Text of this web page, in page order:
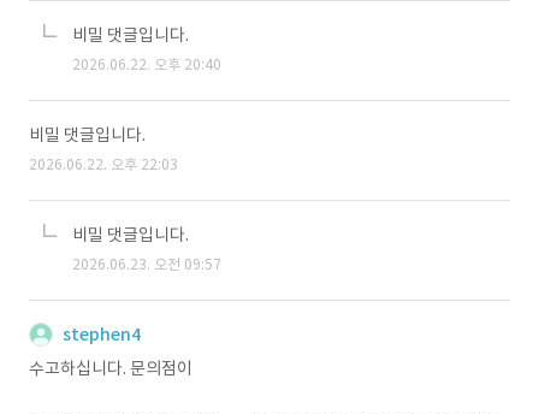
비밀 댓글입니다.
2026.06.22. 오후 20:40
비밀 댓글입니다.
2026.06.22. 오후 22:03
비밀 댓글입니다.
2026.06.23. 오전 09:57
stephen4
수고하십니다. 문의점이